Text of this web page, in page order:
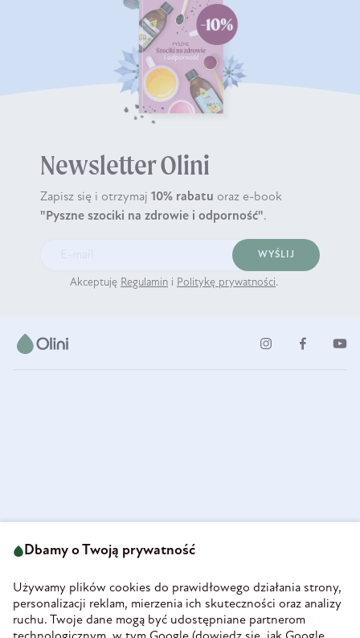
Newsletter Olini
Zapisz się i otrzymaj 10% rabatu oraz e-book
"Pyszne szociki na zdrowie i odporność".
WYŚLIJ
Akceptuję Regulamin i Politykę prywatności.
58-160 Świebodzice
REGON 890213034
INFORMACJE
Dbamy o Twoją prywatność
Używamy plików cookies do prawidłowego działania strony,
personalizacji reklam, mierzenia ich skuteczności oraz analizy
ruchu. Twoje dane mogą być udostępniane partnerom